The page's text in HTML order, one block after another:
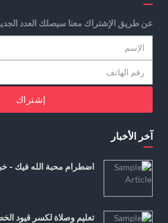
عن طريق الإشتراك معنا سيصلك العدد
إشتراك
آخر الأخبار
اضطرام محبة الله فيك -
تعليم وصلاة لكسر قيود